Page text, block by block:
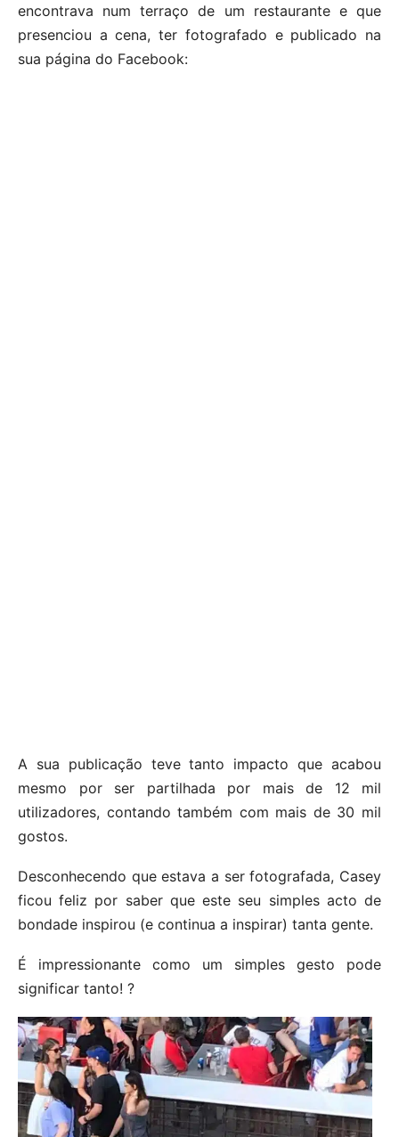
encontrava num terraço de um restaurante e que
presenciou a cena, ter fotografado e publicado na
sua página do Facebook:
A sua publicação teve tanto impacto que acabou
mesmo por ser partilhada por mais de 12 mil
utilizadores, contando também com mais de 30 mil
gostos.
Desconhecendo que estava a ser fotografada, Casey
ficou feliz por saber que este seu simples acto de
bondade inspirou (e continua a inspirar) tanta gente.
É impressionante como um simples gesto pode
significar tanto! ?